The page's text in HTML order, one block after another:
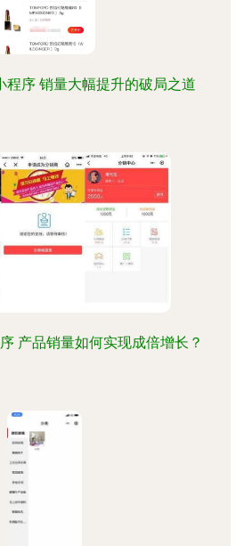
程序 销量大幅提升的破局之道
产品销量如何实现成倍增长？